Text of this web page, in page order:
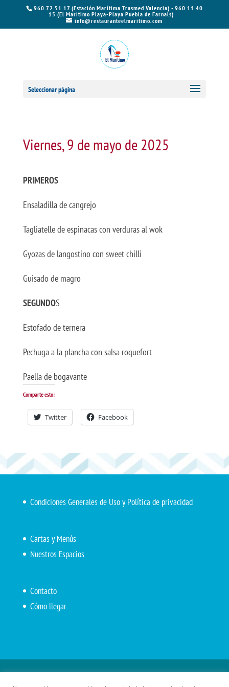
960 72 51 17 (Estación Marítima Trasmed Valencia) - 960 11 40
15 (El Marítimo Playa-Playa Puebla de Farnals)
info@restauranteelmaritimo.com
Seleccionar página
Viernes, 9 de mayo de 2025
PRIMEROS
Ensaladilla de cangrejo
Tagliatelle de espinacas con verduras al wok
Gyozas de langostino con sweet chilli
Guisado de magro
SEGUNDOS
Estofado de ternera
Pechuga a la plancha con salsa roquefort
Paella de bogavante
Comparte esto:
Twitter Facebook
Condiciones Generales de Uso y Política de privacidad
Cartas y Menús
Nuestros Espacios
Contacto
Cómo llegar